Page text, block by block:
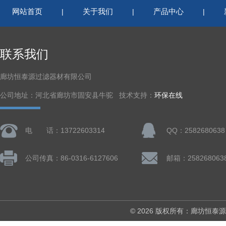
网站首页 | 关于我们 | 产品中心 |
联系我们
廊坊恒泰源过滤器材有限公司
公司地址：河北省廊坊市固安县牛驼 技术支持： 环保在线
电 话：13722603314 QQ：2582680638
公司传真：86-0316-6127606 邮箱：
© 2026 版权所有：廊坊恒泰